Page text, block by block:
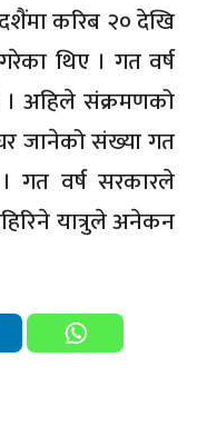
करिब २० देखि
थिए । गत वर्ष
अहिले संक्रमणको
जानेको संख्या गत
गत वर्ष सरकारले
यात्रुले अनेकन